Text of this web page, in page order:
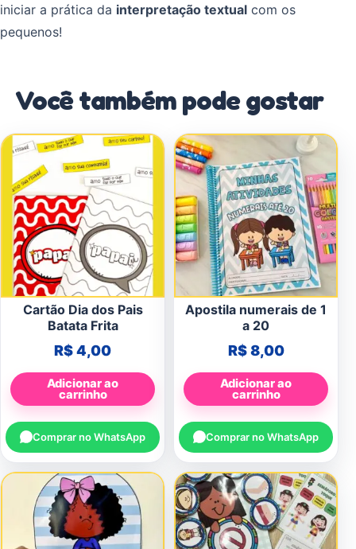
iniciar a prática da interpretação textual com os
pequenos!
Você também pode gostar
Cartão Dia dos Pais
Batata Frita
R$4,00
Adicionar ao
carrinho
Comprar no WhatsApp
Apostila numerais de 1
a 20
R$8,00
Adicionar ao
carrinho
Comprar no WhatsApp